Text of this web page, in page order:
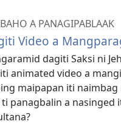
A PANAGIPABLAAK
Video a
dagiti Saksi ni
animated video a
maipapan iti naimbag
panagbalin a nasinged